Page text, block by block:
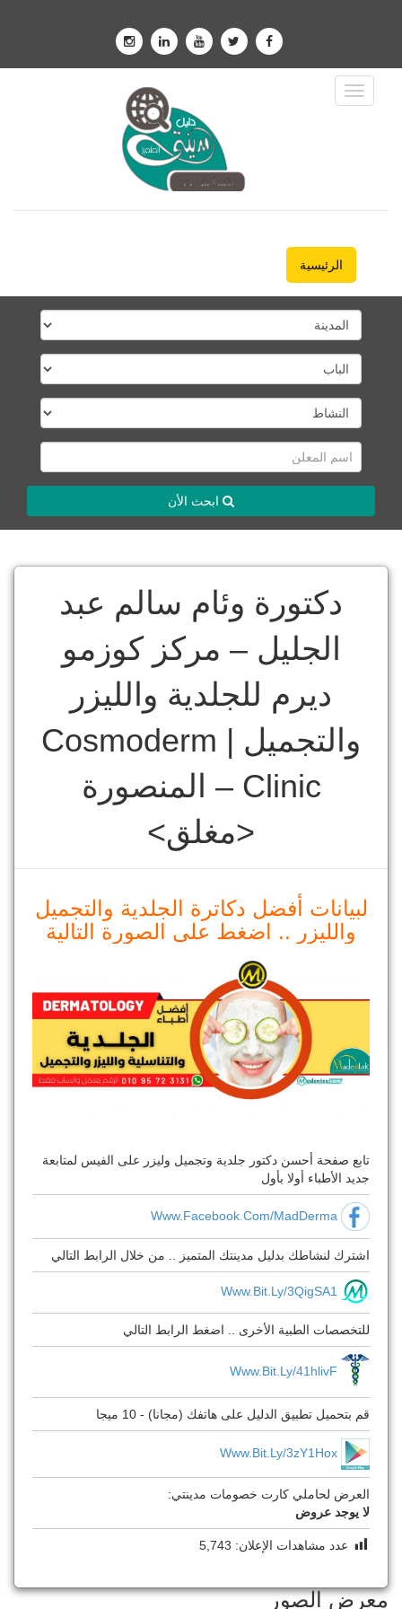
Toggle
Navigation
الرئيسية
ابحث الأن
دكتورة وئام سالم عبد
الجليل – مركز كوزمو
ديرم للجلدية والليزر
والتجميل | Cosmoderm
Clinic – المنصورة
<مغلق>
لبيانات أفضل دكاترة الجلدية والتجميل
والليزر .. اضغط على الصورة التالية
تابع صفحة أحسن دكتور جلدية وتجميل وليزر على الفيس لمتابعة
جديد الأطباء أولا بأول
Www.Facebook.Com/MadDerma
اشترك لنشاطك بدليل مدينتك المتميز .. من خلال الرابط التالي
Www.bit.ly/3QigSA1
للتخصصات الطبية الأخرى .. اضغط الرابط التالي
Www.bit.ly/41hlivF
قم بتحميل تطبيق الدليل على هاتفك (مجانا) - 10 ميجا
Www.bit.ly/3zY1Hox
العرض لحاملي كارت خصومات مدينتي:
لا يوجد عروض
عدد مشاهدات الإعلان: 5,743
معرض الصور